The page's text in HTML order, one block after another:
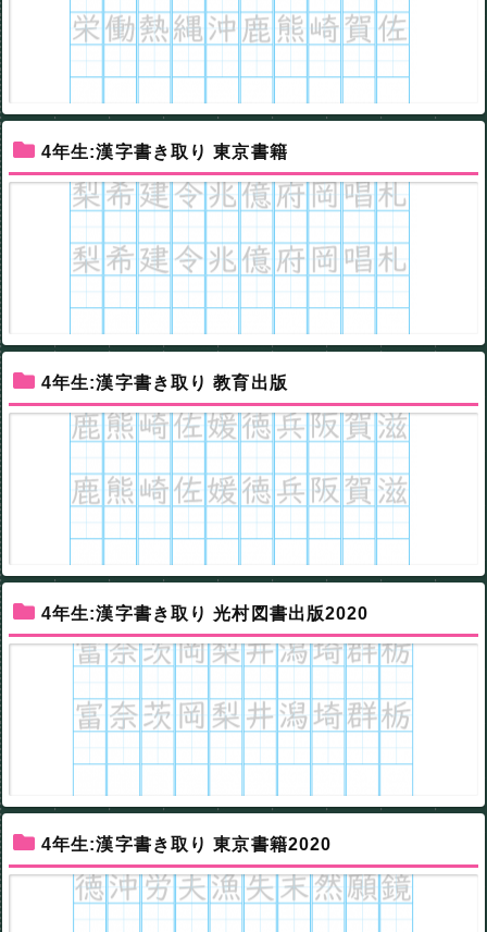
4年生:漢字書き取り 東京書籍
4年生:漢字書き取り 教育出版
4年生:漢字書き取り 光村図書出版2020
4年生:漢字書き取り 東京書籍2020